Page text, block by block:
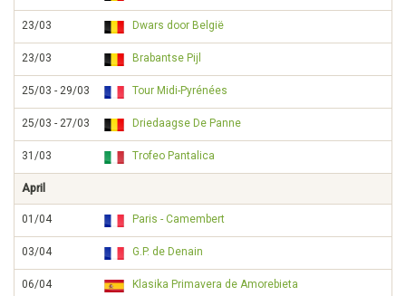
23/03 Dwars door België
23/03 Brabantse Pijl
25/03 - 29/03 Tour Midi-Pyrénées
25/03 - 27/03 Driedaagse De Panne
31/03 Trofeo Pantalica
April
01/04 Paris - Camembert
03/04 G.P. de Denain
06/04 Klasika Primavera de Amorebieta